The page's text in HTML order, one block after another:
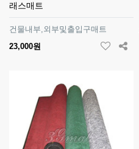
래스매트
건물내부,외부및출입구매트
23,000원